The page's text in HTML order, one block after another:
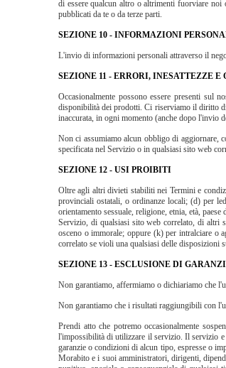
di essere qualcun altro o altrimenti fuorviare noi
pubblicati da te o da terze parti.
SEZIONE 10 - INFORMAZIONI
L'invio di informazioni personali attraverso il
SEZIONE 11 - ERRORI, INESATTEZZE E
Occasionalmente possono essere presenti sul
disponibilità dei prodotti. Ci riserviamo il diritto
inaccurata, in ogni momento (anche dopo l'invio
Non ci assumiamo alcun obbligo di aggiornare,
specificata nel Servizio o in qualsiasi sito web
SEZIONE 12 - USI PROIBITI
Oltre agli altri divieti stabiliti nei Termini e
provinciali ostatali, o ordinanze locali; (d) per
orientamento sessuale, religione, etnia, età,
Servizio, di qualsiasi sito web correlato, di altri
osceno o immorale; oppure (k) per intralciare
correlato se violi una qualsiasi delle disposizioni
SEZIONE 13 - ESCLUSIONE DI
Non garantiamo, affermiamo o dichiariamo che
Non garantiamo che i risultati raggiungibili con
Prendi atto che potremo occasionalmente
l'impossibilità di utilizzare il servizio. Il servizio e
garanzie o condizioni di alcun tipo, espresse o
Morabito e i suoi amministratori, dirigenti,